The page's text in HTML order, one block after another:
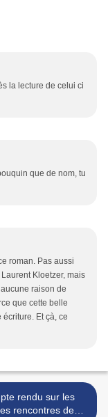
la lecture de celui ci
que de nom, tu
roman. Pas aussi
Kloetzer, mais
raison de
que cette belle
Et çà, ce
rendu sur les
rencontres de